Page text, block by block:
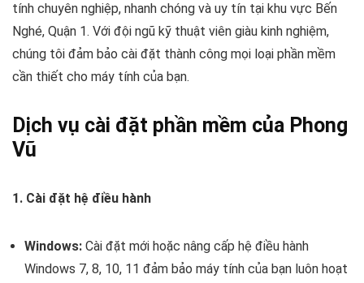
tính chuyên nghiệp, nhanh chóng và uy tín tại khu vực Bến
Nghé, Quận 1. Với đội ngũ kỹ thuật viên giàu kinh nghiệm,
chúng tôi đảm bảo cài đặt thành công mọi loại phần mềm
cần thiết cho máy tính của bạn.
Dịch vụ cài đặt phần mềm của Phong
Vũ
1. Cài đặt hệ điều hành
Windows: Cài đặt mới hoặc nâng cấp hệ điều hành
Windows 7, 8, 10, 11 đảm bảo máy tính của bạn luôn hoạt